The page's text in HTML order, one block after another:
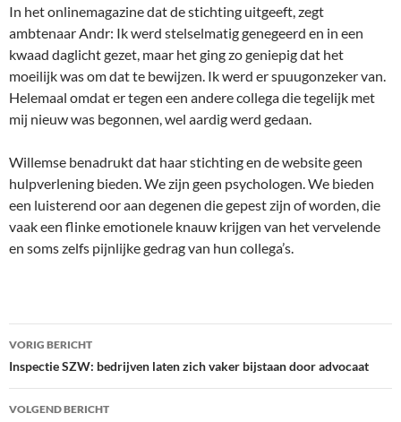
In het onlinemagazine dat de stichting uitgeeft, zegt
ambtenaar Andr: Ik werd stelselmatig genegeerd en in een
kwaad daglicht gezet, maar het ging zo geniepig dat het
moeilijk was om dat te bewijzen. Ik werd er spuugonzeker van.
Helemaal omdat er tegen een andere collega die tegelijk met
mij nieuw was begonnen, wel aardig werd gedaan.
Willemse benadrukt dat haar stichting en de website geen
hulpverlening bieden. We zijn geen psychologen. We bieden
een luisterend oor aan degenen die gepest zijn of worden, die
vaak een flinke emotionele knauw krijgen van het vervelende
en soms zelfs pijnlijke gedrag van hun collega’s.
Bericht
navigatie
VORIG BERICHT
Inspectie SZW: bedrijven laten zich vaker bijstaan door advocaat
VOLGEND BERICHT